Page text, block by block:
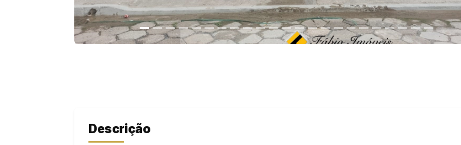
Descrição